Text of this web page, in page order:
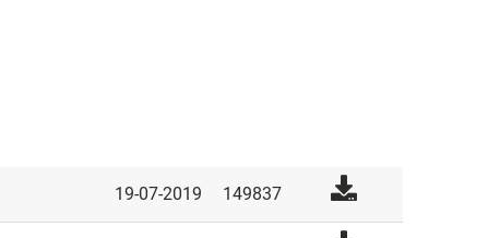
19-07-2019 149837